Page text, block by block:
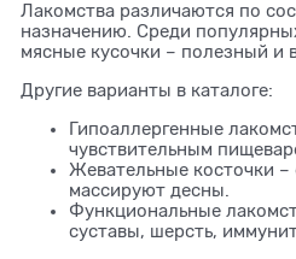
Лакомства различаются по
назначению. Среди
мясные кусочки – полезный и
Другие варианты в каталоге:
Гипоаллергенные
чувствительным
Жевательные косточки
массируют десны.
Функциональные
суставы, шерсть,